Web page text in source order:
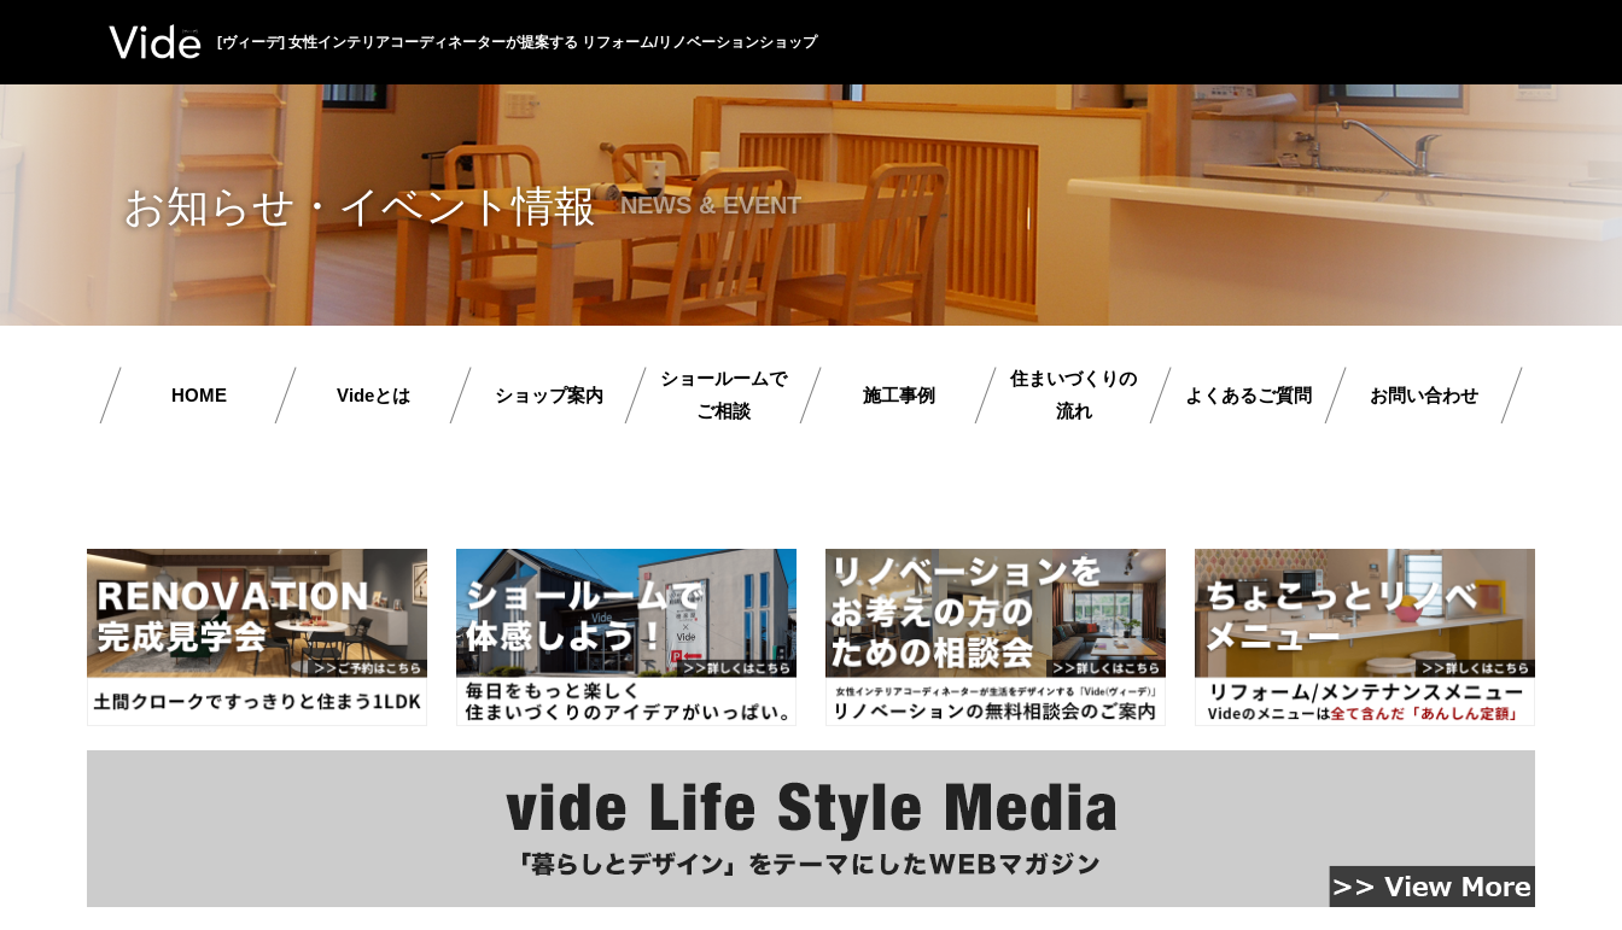
[ヴィーデ] 女性インテリアコーディネーターが提案する リフォーム/リノベーションショップ
お知らせ・イベント情報 NEWS & EVENT
HOME Videとは ショップ案内
ショールームで
ご相談
施工事例
住まいづくりの
流れ
よくあるご質問 お問い合わせ